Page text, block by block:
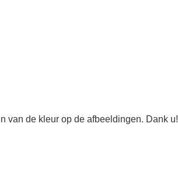
van de kleur op de afbeeldingen. Dank u!